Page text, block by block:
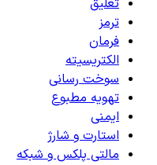
تعلیق
ترمز
فرمان
الکتریسیته
سوخت رسانی
تهویه مطبوع
ایمنی
استارت و شارژ
مالتی پلکس و شبکه